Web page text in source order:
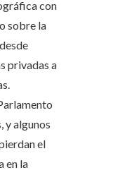
con
sobre la
privadas a
y algunos
el
en la